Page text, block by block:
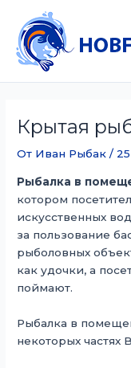
содержимому
Крытая
От Иван Рыбак/
Рыбалка в
котором
искусственных
за пользование
рыболовных
как удочки, а
поймают.
Рыбалка в
некоторых частях